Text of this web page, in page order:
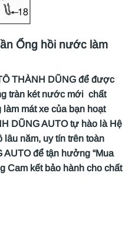
Ống hồi nước làm
THÀNH DŨNG để được
tràn két nước mới chất
mát xe của bạn hoạt
DŨNG AUTO tự hào là Hệ
lâu năm, uy tín trên toàn
để tận hưởng “Mua
Cam kết bảo hành cho chất